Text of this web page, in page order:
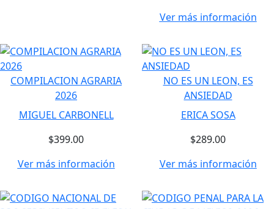
Ver más información
COMPILACION AGRARIA
2026
MIGUEL CARBONELL
$399.00
Ver más información
NO ES UN LEON, ES
ANSIEDAD
ERICA SOSA
$289.00
Ver más información